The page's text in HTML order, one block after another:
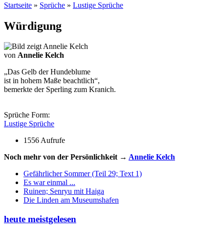
Startseite » Sprüche » Lustige Sprüche
Würdigung
von Annelie Kelch
„Das Gelb der Hundeblume
ist in hohem Maße beachtlich“,
bemerkte der Sperling zum Kranich.
Sprüche Form:
Lustige Sprüche
1556 Aufrufe
Noch mehr von der Persönlichkeit → Annelie Kelch
Gefährlicher Sommer (Teil 29; Text 1)
Es war einmal ...
Ruinen; Senryu mit Haiga
Die Linden am Museumshafen
heute meistgelesen